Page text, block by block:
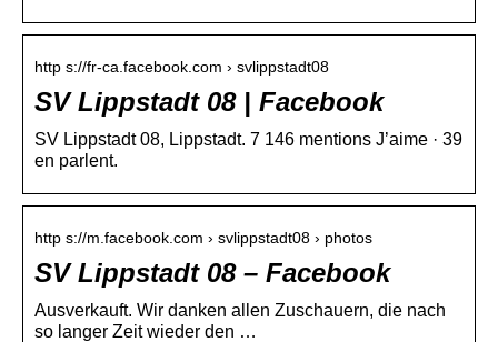
http s://fr-ca.facebook.com › svlippstadt08
SV Lippstadt 08 | Facebook
SV Lippstadt 08, Lippstadt. 7 146 mentions J’aime · 39
en parlent.
http s://m.facebook.com › svlippstadt08 › photos
SV Lippstadt 08 – Facebook
Ausverkauft. Wir danken allen Zuschauern, die nach
so langer Zeit wieder den …